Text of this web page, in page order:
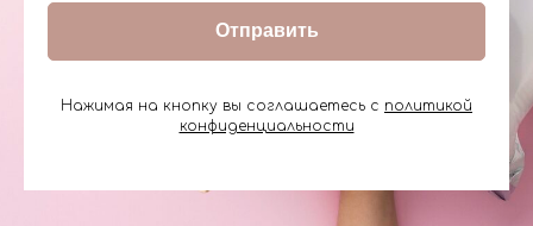
Отправить
Нажимая на кнопку вы соглашаетесь с политикой
конфиденциальности